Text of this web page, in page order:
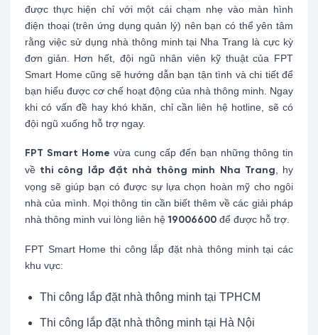
được thực hiện chỉ với một cái chạm nhẹ vào màn hình
điện thoại (trên ứng dụng quản lý) nên bạn có thể yên tâm
rằng việc sử dụng nhà thông minh tại Nha Trang là cực kỳ
đơn giản. Hơn hết, đội ngũ nhân viên kỹ thuật của FPT
Smart Home cũng sẽ hướng dẫn bạn tận tình và chi tiết để
bạn hiểu được cơ chế hoạt động của nhà thông minh. Ngay
khi có vấn đề hay khó khăn, chỉ cần liên hệ hotline, sẽ có
đội ngũ xuống hỗ trợ ngay.
FPT Smart Home vừa cung cấp đến bạn những thông tin
về thi công lắp đặt nhà thông minh Nha Trang, hy
vọng sẽ giúp bạn có được sự lựa chọn hoàn mỹ cho ngôi
nhà của mình. Mọi thông tin cần biết thêm về các giải pháp
nhà thông minh vui lòng liên hệ19006600 để được hỗ trợ.
FPT Smart Home thi công lắp đặt nhà thông minh tại các
khu vực:
Thi công lắp đặt nhà thông minh tại TPHCM
Thi công lắp đặt nhà thông minh tại Hà Nội